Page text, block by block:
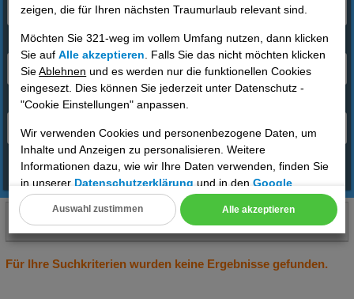
zeigen, die für Ihren nächsten Traumurlaub relevant sind.
Möchten Sie 321-weg im vollem Umfang nutzen, dann klicken
Sie aufAlle akzeptieren . Falls Sie das nicht möchten klicken
SieAblehnen und es werden nur die funktionellen Cookies
eingesezt. Dies können Sie jederzeit unter Datenschutz -
"Cookie Einstellungen" anpassen.
Wir verwenden Cookies und personenbezogene Daten, um
Inhalte und Anzeigen zu personalisieren. Weitere
Informationen dazu, wie wir Ihre Daten verwenden, finden Sie
in unsererDatenschutzerklärung und in denGoogle
Datenschutz- und Nutzungsbedingungen
Cookie Einstellungen
Alle akzeptieren
Auswahl zustimmen
2 Erwachsene
Reisezeitraum
01.09.2026 - 15.01.2026 / 7 Tage
Abflughafen
Deutschland
Angebote finden
Oberägypten(Ägypten)
01.09.2026 bis 15.01.2026, 7 Tage
2 Erwachsene
DE
Für Ihre Suchkriterien wurden keine Ergebnisse gefunden.